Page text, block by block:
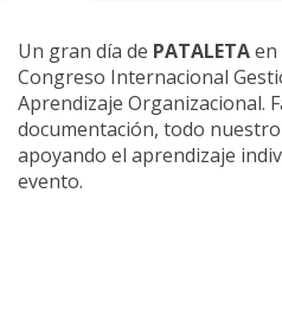
Un gran día de PATALETAen
Congreso Internacional
Aprendizaje Organizacional.
documentación, todo
apoyando el aprendizaje
evento.